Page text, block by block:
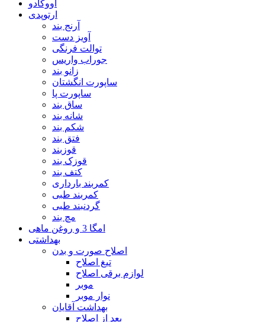
آووکادو
ارتوپدی
آرنج بند
آویز دست
توالت فرنگی
جوراب واریس
زانو بند
ساپورت انگشتان
ساپورت پا
ساق بند
شانه بند
شکم بند
فتق بند
قوزبند
قوزک بند
کتف بند
کمربند بارداری
کمربند طبی
گردنبند طبی
مچ بند
امگا 3 و روغن ماهی
بهداشتی
اصلاح صورت و بدن
تیغ اصلاح
لوازم برقی اصلاح
موبر
نوار موبر
بهداشت آقایان
بعد از اصلاح